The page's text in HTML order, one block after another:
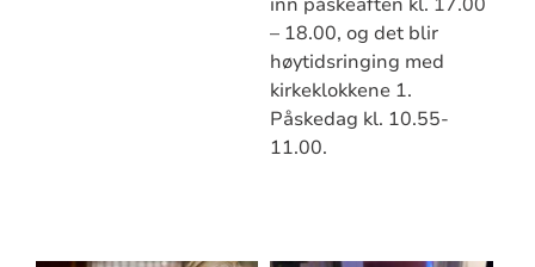
– 18.00, og det blir
høytidsringing med
kirkeklokkene 1.
Påskedag kl. 10.55-
11.00.